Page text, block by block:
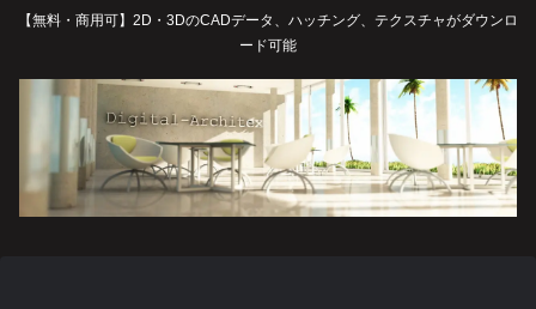
【無料・商用可】2D・3DのCADデータ、ハッチング、テクスチャがダウンロ
ード可能